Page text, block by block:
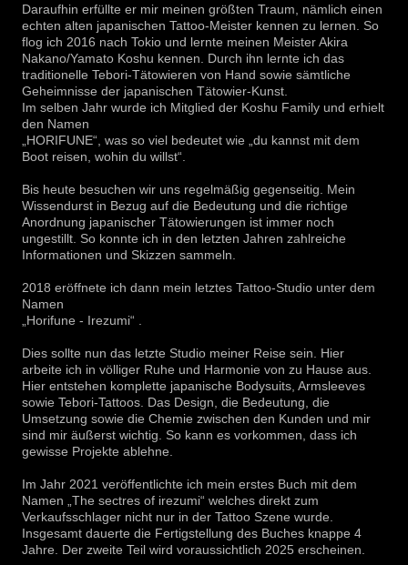
Daraufhin erfüllte er mir meinen größten Traum, nämlich einen
echten alten japanischen Tattoo-Meister kennen zu lernen. So
flog ich 2016 nach Tokio und lernte meinen Meister Akira
Nakano/Yamato Koshu kennen. Durch ihn lernte ich das
traditionelle Tebori-Tätowieren von Hand sowie sämtliche
Geheimnisse der japanischen Tätowier-Kunst.
Im selben Jahr wurde ich Mitglied der Koshu Family und erhielt
den Namen
„HORIFUNE“, was so viel bedeutet wie „du kannst mit dem
Boot reisen, wohin du willst“.
Bis heute besuchen wir uns regelmäßig gegenseitig. Mein
Wissendurst in Bezug auf die Bedeutung und die richtige
Anordnung japanischer Tätowierungen ist immer noch
ungestillt. So konnte ich in den letzten Jahren zahlreiche
Informationen und Skizzen sammeln.
2018 eröffnete ich dann mein letztes Tattoo-Studio unter dem
Namen
„Horifune - Irezumi“ .
Dies sollte nun das letzte Studio meiner Reise sein. Hier
arbeite ich in völliger Ruhe und Harmonie von zu Hause aus.
Hier entstehen komplette japanische Bodysuits, Armsleeves
sowie Tebori-Tattoos. Das Design, die Bedeutung, die
Umsetzung sowie die Chemie zwischen den Kunden und mir
sind mir äußerst wichtig. So kann es vorkommen, dass ich
gewisse Projekte ablehne.
Im Jahr 2021 veröffentlichte ich mein erstes Buch mit dem
Namen „The sectres of irezumi“ welches direkt zum
Verkaufsschlager nicht nur in der Tattoo Szene wurde.
Insgesamt dauerte die Fertigstellung des Buches knappe 4
Jahre. Der zweite Teil wird voraussichtlich 2025 erscheinen.